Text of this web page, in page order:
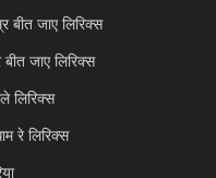
बीत जाए लिरिक्स
जाए लिरिक्स
लिरिक्स
रे लिरिक्स